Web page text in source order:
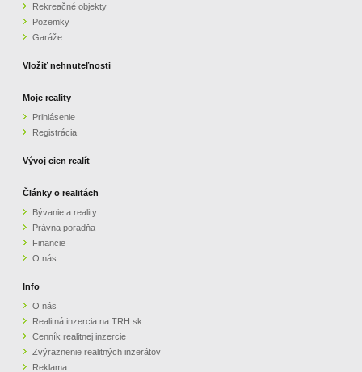
ZVÝRAZNENIE REALITNÝCH INZERÁTOV
PARTNERI
OBCHODNÉ PODMIENKY
KONTAKT
Rekreačné objekty
Pozemky
Garáže
Vložiť nehnuteľnosti
Moje reality
Prihlásenie
Registrácia
Vývoj cien realít
Články o realitách
Bývanie a reality
Právna poradňa
Financie
O nás
Info
O nás
Realitná inzercia na TRH.sk
Cenník realitnej inzercie
Zvýraznenie realitných inzerátov
Reklama